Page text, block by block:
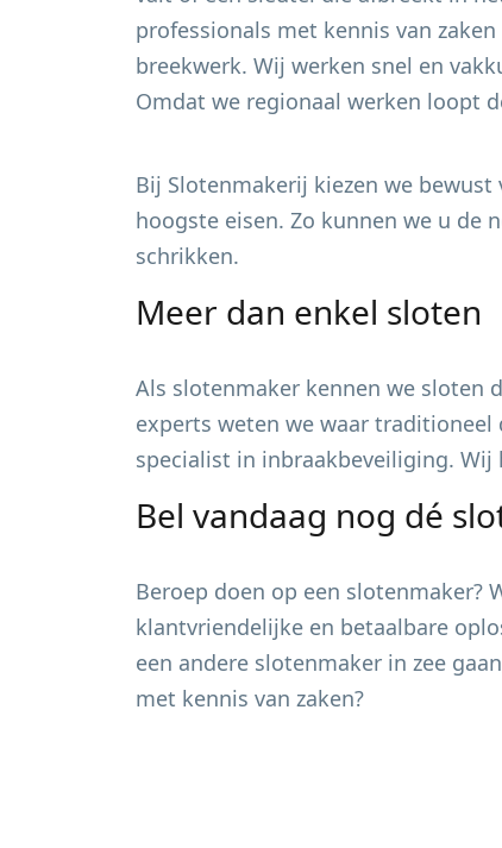
professionals met kennis van
breekwerk. Wij werken snel en
Omdat we regionaal werken loopt
Bij Slotenmakerij kiezen we
hoogste eisen. Zo kunnen we u de
schrikken.
Meer dan enkel sloten
Als slotenmaker kennen we sloten
experts weten we waar traditioneel
specialist in inbraakbeveiliging.
Bel vandaag nog dé
Beroep doen op een slotenmaker?
klantvriendelijke en betaalbare
een andere slotenmaker in zee
met kennis van zaken?